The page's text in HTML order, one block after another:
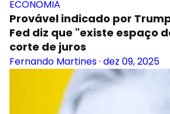
ECONOMIA
Provável indicado por
Fed diz que "existe espaço
corte de juros
Fernando Martines· dez 09, 2025